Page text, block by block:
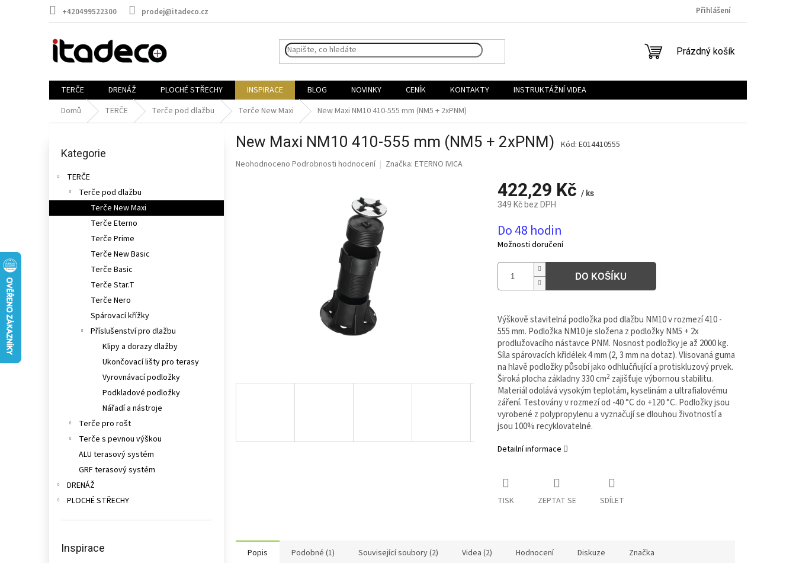
+420499522300 prodej@itadeco.cz Přihlášení
NÁKUPNÍ
Prázdný košík
TERČE DRENÁŽ PLOCHÉ STŘECHY INSPIRACE BLOG NOVINKY CENÍK KONTAKTY
INSTRUKTÁŽNÍ VIDEA
Domů
TERČE Terče pod dlažbu Terče New Maxi New Maxi NM10 410-555 mm (NM5 + 2xPNM)
n
kategorie
Kategorie
TERČE
Terče pod dlažbu
Terče New Maxi
Terče Eterno
Terče Prime
Terče New Basic
Terče Basic
Terče Star.T
Terče Nero
Spárovací křížky
Příslušenství pro dlažbu
Klipy a dorazy dlažby
Ukončovací lišty pro terasy
Vyrovnávací podložky
Podkladové podložky
Nářadí a nástroje
Terče pro rošt
Terče s pevnou výškou
ALU terasový systém
GRF terasový systém
DRENÁŽ
PLOCHÉ STŘECHY
Inspirace
New Maxi NM10 410-555 mm (NM5 + 2xPNM) Kód: E014410555
Průměrné
Neohodnoceno Podrobnosti hodnocení Značka: ETERNO IVICA
422,29 Kč / ks
349 Kč bez DPH
cena:
Do 48 hodin
Možnosti doručení
DO KOŠÍKU
Výškově stavitelná podložka pod dlažbu NM10 v rozmezí 410 -
555 mm. Podložka NM10 je složena z podložky NM5 + 2x
prodlužovacího nástavce PNM. Nosnost podložky je až 2000 kg.
Síla spárovacích křidélek 4 mm (2, 3 mm na dotaz). Vlisovaná guma
na hlavě podložky působí jako odhlučňující a protiskluzový prvek.
Široká plocha základny 330 cm2zajišťuje výbornou stabilitu.
Materiál odolává vysokým teplotám, kyselinám a ultrafialovému
záření. Testovány v rozmezí od -40 °C do +120 °C. Podložky jsou
vyrobené z polypropylenu a vyznačují se dlouhou životností a
jsou 100% recyklovatelné.
Detailní informace
TISK ZEPTAT SE SDÍLET
Popis Podobné (1) Související soubory (2) Videa (2) Hodnocení Diskuze Značka